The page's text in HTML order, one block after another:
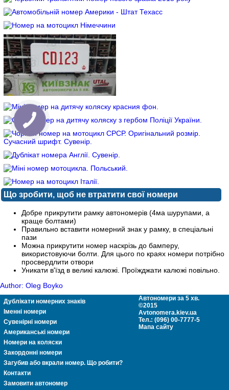
Що зробити, щоб не втратити свої номери
Добре прикрутити рамку автономерів (4ма шурупами, а
краще болтами)
Правильно вставити номерний знак у рамку, в спеціальні
пази
Можна прикрутити номер наскрізь до бамперу,
використовуючи болти. Для цього по краях номери потрібно
просвердлити отвори
Уникати в'їзд в великі калюжі. Проїжджати калюжі повільно.
Author: Oleg Boyko
Дублікати номерних знаків
Іменні номери
Сувенірні номери
Американські номери
Номери на коляски
Закордонні номери
Загубив або вкрали номер. Що робити?
Контакти
Замовити автономер
Автономери за 5 хв.
©2015
Avtonomera.kiev.ua
Тел.: (096) 00-7777-5
Мапа сайту